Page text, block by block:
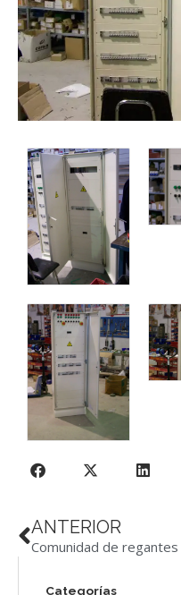
ANTERIOR
Comunidad de regantes
Categorías